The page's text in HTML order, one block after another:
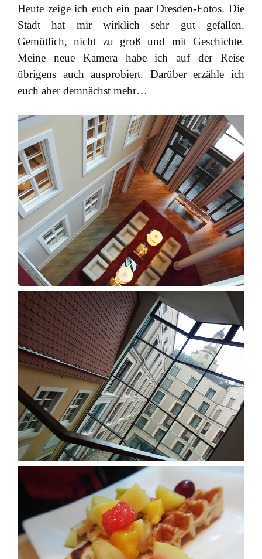
Heute zeige ich euch ein paar Dresden-Fotos. Die
Stadt hat mir wirklich sehr gut gefallen.
Gemütlich, nicht zu groß und mit Geschichte.
Meine neue Kamera habe ich auf der Reise
übrigens auch ausprobiert. Darüber erzähle ich
euch aber demnächst mehr…